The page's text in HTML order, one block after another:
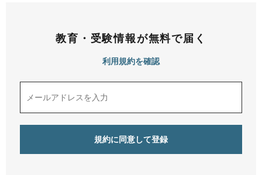
教育・受験情報が無料で届く
利用規約を確認